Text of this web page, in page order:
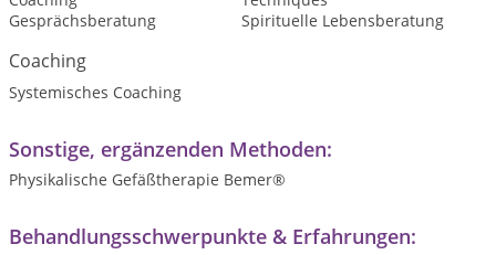
Gesprächsberatung
Spirituelle Lebensberatung
Coaching
Systemisches Coaching
Sonstige, ergänzenden Methoden:
Physikalische Gefäßtherapie Bemer®
Behandlungsschwerpunkte & Erfahrungen: